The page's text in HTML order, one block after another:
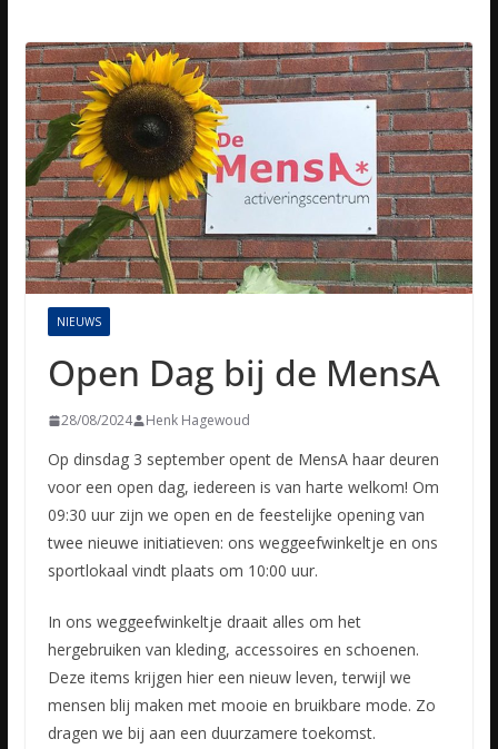
NIEUWS
Open Dag bij de MensA
28/08/2024 Henk Hagewoud
Op dinsdag 3 september opent de MensA haar deuren
voor een open dag, iedereen is van harte welkom! Om
09:30 uur zijn we open en de feestelijke opening van
twee nieuwe initiatieven: ons weggeefwinkeltje en ons
sportlokaal vindt plaats om 10:00 uur.
In ons weggeefwinkeltje draait alles om het
hergebruiken van kleding, accessoires en schoenen.
Deze items krijgen hier een nieuw leven, terwijl we
mensen blij maken met mooie en bruikbare mode. Zo
dragen we bij aan een duurzamere toekomst.